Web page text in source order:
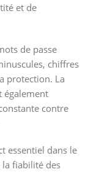
et de
de passe
chiffres
protection. La
également
contre
essentiel dans le
la fiabilité des